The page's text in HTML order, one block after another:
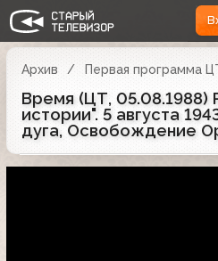
Архив Первая программа
Время (ЦТ, 05.08.1988)
истории". 5 августа
дуга, Освобождение